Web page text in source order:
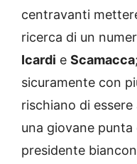
centravanti
ricerca di un
Icardi e Scamacca
sicuramente con
rischiano di
una giovane
presidente